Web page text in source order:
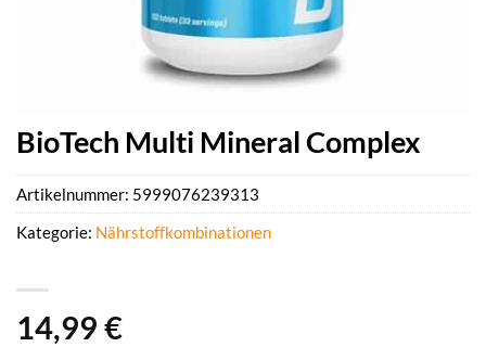
BioTech Multi Mineral Complex
14,99 €
Artikelnummer: 5999076239313
Kategorie: Nährstoffkombinationen